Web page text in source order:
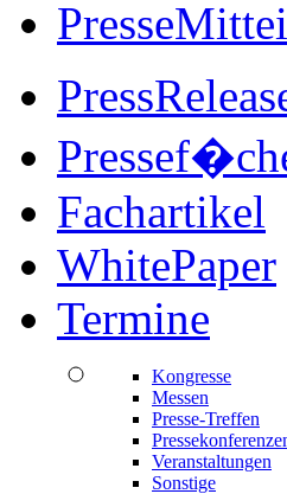
Fachartikel
WhitePaper
Termine
Kongresse
Messen
Presse-Treffen
Veranstaltungen
Sonstige